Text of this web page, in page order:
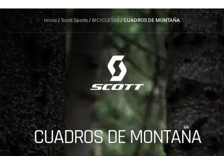
Inicio/Scott Sports/BICICLETAS/ CUADROS DE MONTAÑA
CUADROS DE MONTAÑA